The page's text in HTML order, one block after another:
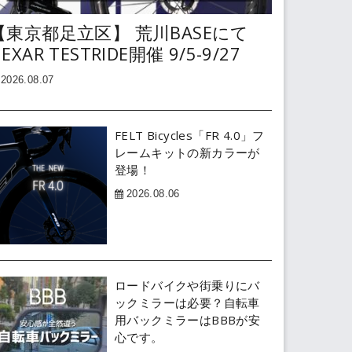
東京都足立区】 荒川BASEにて
TESTRIDE開催 9/5-9/27
2026.08.07
FELT Bicycles「FR 4.0」フ
レームキットの新カラーが
登場！
2026.08.06
ロードバイクや街乗りにバ
ックミラーは必要？自転車
用バックミラーはBBBが安
心です。